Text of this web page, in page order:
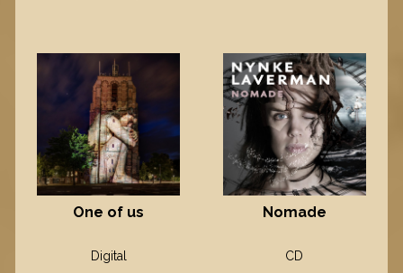
One of us
Digital
Nomade
CD